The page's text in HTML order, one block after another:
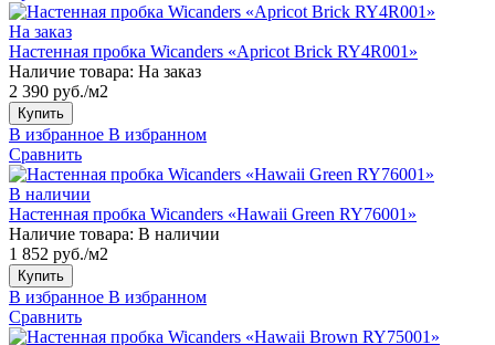
На заказ
Настенная пробка Wicanders «Apricot Brick RY4R001»
Наличие товара: На заказ
2 390 руб./м2
Купить
В избранное В избранном
Сравнить
В наличии
Настенная пробка Wicanders «Hawaii Green RY76001»
Наличие товара: В наличии
1 852 руб./м2
Купить
В избранное В избранном
Сравнить